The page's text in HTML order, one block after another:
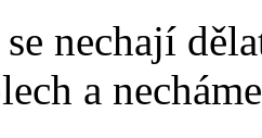
nechají
a